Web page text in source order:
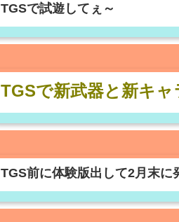
TGSで試遊してぇ～
TGSで新武器と新キ
TGS前に体験版出して2月末に